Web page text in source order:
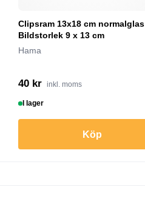
Clipsram 13x18 cm normalglas
Bildstorlek 9 x 13 cm
Hama
40 kr inkl. moms
I lager
Köp